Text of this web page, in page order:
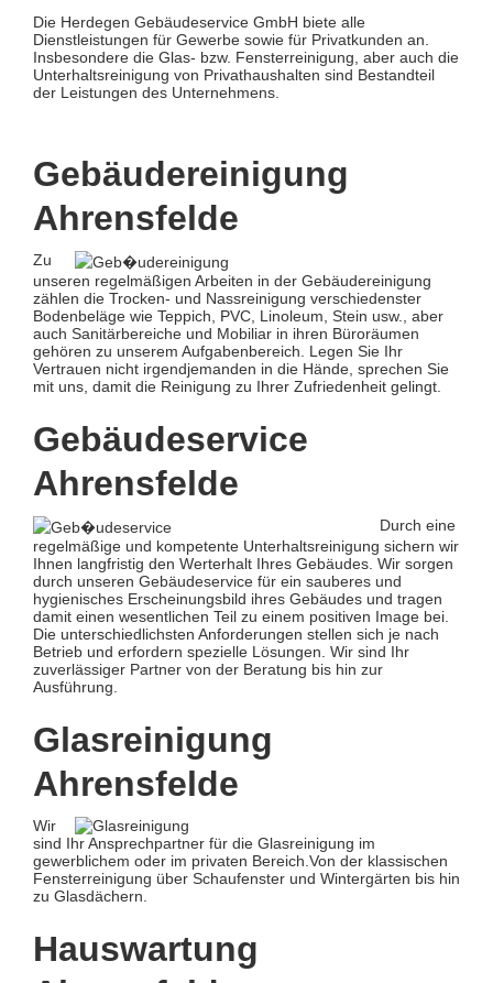
Die Herdegen Gebäudeservice GmbH biete alle
Dienstleistungen für Gewerbe sowie für Privatkunden an.
Insbesondere die Glas- bzw. Fensterreinigung, aber auch die
Unterhaltsreinigung von Privathaushalten sind Bestandteil
der Leistungen des Unternehmens.
Gebäudereinigung
Ahrensfelde
Zu
unseren regelmäßigen Arbeiten in der Gebäudereinigung
zählen die Trocken- und Nassreinigung verschiedenster
Bodenbeläge wie Teppich, PVC, Linoleum, Stein usw., aber
auch Sanitärbereiche und Mobiliar in ihren Büroräumen
gehören zu unserem Aufgabenbereich. Legen Sie Ihr
Vertrauen nicht irgendjemanden in die Hände, sprechen Sie
mit uns, damit die Reinigung zu Ihrer Zufriedenheit gelingt.
Gebäudeservice
Ahrensfelde
Durch eine
regelmäßige und kompetente Unterhaltsreinigung sichern wir
Ihnen langfristig den Werterhalt Ihres Gebäudes. Wir sorgen
durch unseren Gebäudeservice für ein sauberes und
hygienisches Erscheinungsbild ihres Gebäudes und tragen
damit einen wesentlichen Teil zu einem positiven Image bei.
Die unterschiedlichsten Anforderungen stellen sich je nach
Betrieb und erfordern spezielle Lösungen. Wir sind Ihr
zuverlässiger Partner von der Beratung bis hin zur
Ausführung.
Glasreinigung
Ahrensfelde
Wir
sind Ihr Ansprechpartner für die Glasreinigung im
gewerblichem oder im privaten Bereich.Von der klassischen
Fensterreinigung über Schaufenster und Wintergärten bis hin
zu Glasdächern.
Hauswartung